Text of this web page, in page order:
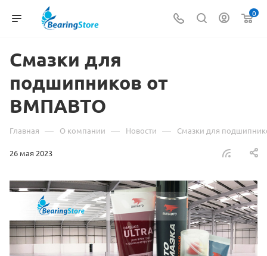
0
Смазки для
подшипников от
ВМПАВТО
Главная — О компании — Новости — Смазки для
26 мая 2023